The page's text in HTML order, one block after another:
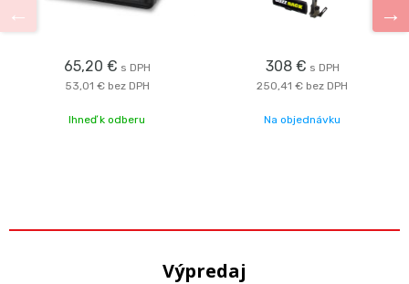
65,20 € s DPH
53,01 € bez DPH
Ihneď k odberu
308 € s DPH
250,41 € bez DPH
Na objednávku
Výpredaj